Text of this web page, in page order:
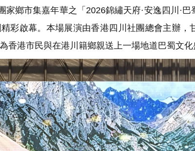
家鄉市集嘉年華之「2026錦繡天府·安逸四川·
彩啟幕。本場展演由香港四川社團總會主辦，
香港市民與在港川籍鄉親送上一場地道巴蜀文化